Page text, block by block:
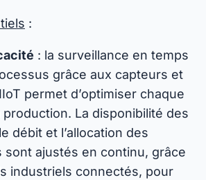
:
: la surveillance en temps
grâce aux capteurs et
permet d’optimiser chaque
production. La disponibilité des
débit et l’allocation des
sont ajustés en continu, grâce
industriels connectés, pour